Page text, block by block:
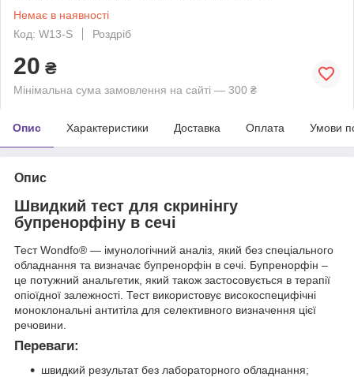
Немає в наявності
Код: W13-S
Роздріб
20 ₴
Мінімальна сума замовлення на сайті — 300 ₴
Опис Характеристики Доставка Оплата Умови
Опис
Швидкий тест для скринінгу
бупренорфіну в сечі
Тест Wondfo® — імунологічний аналіз, який без спеціального
обладнання та визначає бупренорфін в сечі. Бупренорфін –
це потужний анальгетик, який також застосовується в терапії
опіоїдної залежності. Тест використовує високоспецифічні
моноклональні антитіла для селективного визначення цієї
речовини.
Переваги:
швидкий результат без лабораторного обладнання;